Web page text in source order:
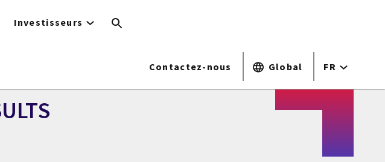
Investisseurs
Contactez-nous Global FR